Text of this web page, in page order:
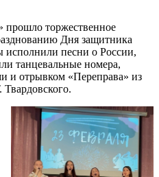
торжественное
Дня защитника
исполнили песни о России,
танцевальные номера,
и отрывком «Переправа» из